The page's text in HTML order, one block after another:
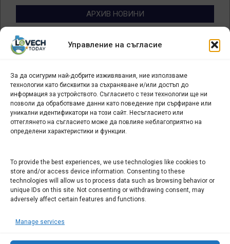
Управление на съгласие
За да осигурим най-добрите изживявания, ние използваме
технологии като бисквитки за съхраняване и/или достъп до
информация за устройството. Съгласието с тези технологии ще ни
позволи да обработваме данни като поведение при сърфиране или
уникални идентификатори на този сайт. Несъгласието или
оттеглянето на съгласието може да повлияе неблагоприятно на
определени характеристики и функции.
To provide the best experiences, we use technologies like cookies to
store and/or access device information. Consenting to these
technologies will allow us to process data such as browsing behavior or
unique IDs on this site. Not consenting or withdrawing consent, may
adversely affect certain features and functions.
Manage services
АРХИВ НОВИНИ
Архив
новини
БИЗНЕС
Арт галерия "Мостове" – магазин за изкуство
СЕВЕРОЗАПАДА ИНФОРМАЦИОНЕН БИЗНЕС
ТУРИСТИЧЕСКИ КЛЪСТЕР
ИНСТИТУЦИИ В ЛОВЕЧ
Административен съд Ловеч
Областна администрация Ловеч
ОДМВР Ловеч
Окръжен съд Ловеч